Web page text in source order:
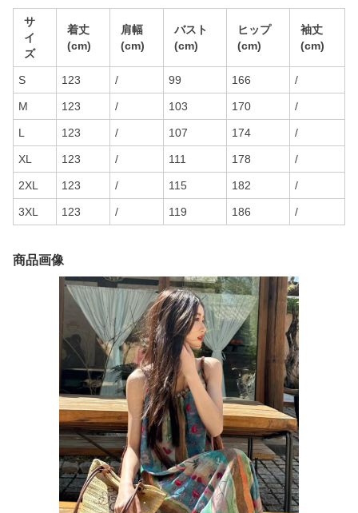
サ
イ
ズ
着丈
(cm)
肩幅
(cm)
バスト
(cm)
ヒップ
(cm)
袖丈
(cm)
S 123 / 99 166 /
M 123 / 103 170 /
L 123 / 107 174 /
XL 123 / 111 178 /
2XL 123 / 115 182 /
3XL 123 / 119 186 /
商品画像